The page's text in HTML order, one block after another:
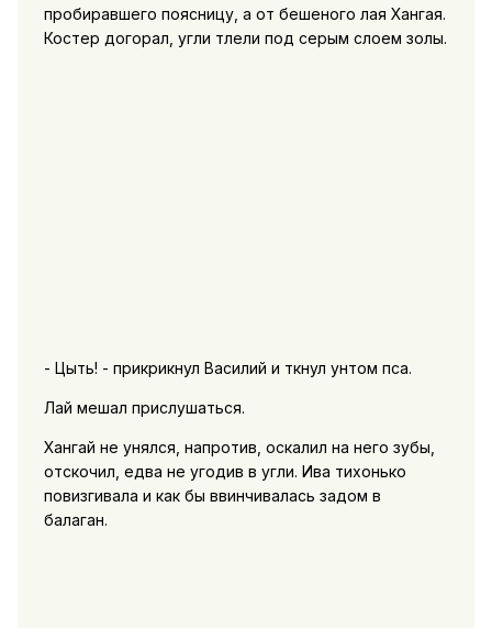
пробиравшего поясницу, а от бешеного лая Хангая.
Костер догорал, угли тлели под серым слоем золы.
- Цыть! - прикрикнул Василий и ткнул унтом пса.
Лай мешал прислушаться.
Хангай не унялся, напротив, оскалил на него зубы,
отскочил, едва не угодив в угли. Ива тихонько
повизгивала и как бы ввинчивалась задом в
балаган.